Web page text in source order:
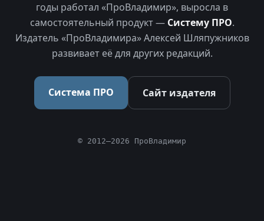
годы работал «ПроВладимир», выросла в
самостоятельный продукт — Систему ПРО.
Издатель «ПроВладимира» Алексей Шляпужников
развивает её для других редакций.
Система ПРО Сайт издателя
© 2012–2026 ПроВладимир